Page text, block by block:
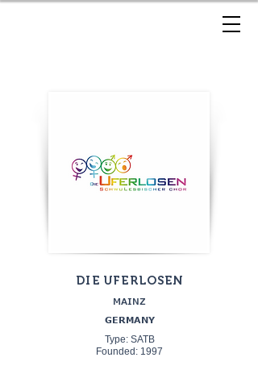
DIE UFERLOSEN
MAINZ
GERMANY
Type: SATB
Founded: 1997